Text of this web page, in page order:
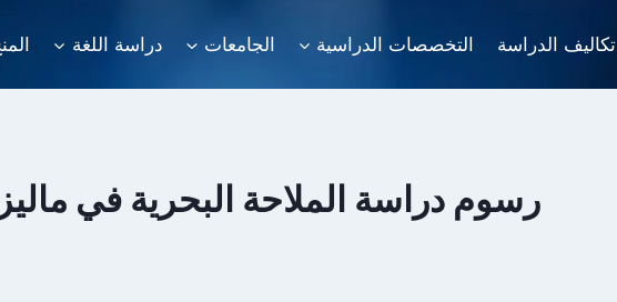
تكاليف الدراسة التخصصات الدراسية الجامعات دراسة اللغة
رسوم دراسة الملاحة البحرية في